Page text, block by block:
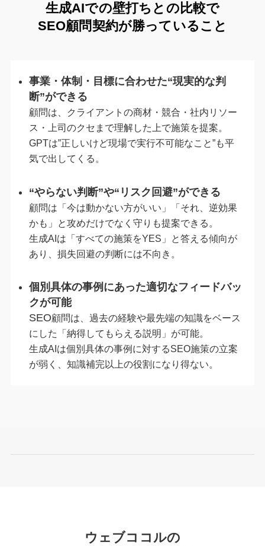
生成AIでの壁打ちとの比較で
SEO顧問契約が勝っていること
事業・体制・目標に合わせた“現実的な判
断”ができる
顧問は、クライアントの商材・競合・社内リソー
ス・上司のクセまで理解した上で施策を提案。
GPTは”正しいけど現場で実行不可能なこと”も平
気で出してくる。
“やらない判断”や“リスク回避”ができる
顧問は「今は動かない方がいい」「それ、逆効果
かも」と攻めだけでなく守りも提案できる。
生成AIは「すべての施策をYES」と答える傾向が
あり、損失回避の判断には不向き。
個別具体の事例にあった適切なフィードバッ
クが可能
SEO顧問は、過去の経験や最先端の知識をベース
にした「納得してもらえる説明」が可能。
生成AIは個別具体の事例に対するSEO施策の立案
が弱く、知識補完以上の役割になり得ない。
ウェブココルの